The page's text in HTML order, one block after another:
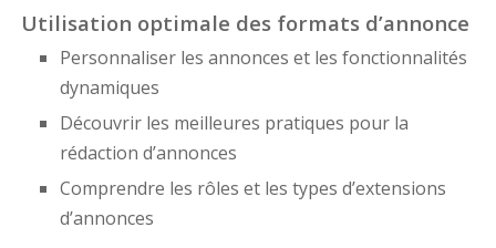
Utilisation optimale des formats d’annonce
Personnaliser les annonces et les fonctionnalités
dynamiques
Découvrir les meilleures pratiques pour la
rédaction d’annonces
Comprendre les rôles et les types d’extensions
d’annonces